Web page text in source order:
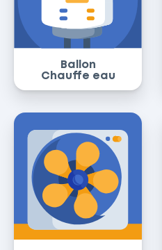
Ballon
Chauffe eau